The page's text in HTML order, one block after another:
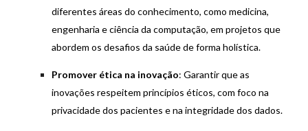
diferentes áreas do conhecimento, como medicina,
engenharia e ciência da computação, em projetos que
abordem os desafios da saúde de forma holística.
Promover ética na inovação: Garantir que as
inovações respeitem princípios éticos, com foco na
privacidade dos pacientes e na integridade dos dados.